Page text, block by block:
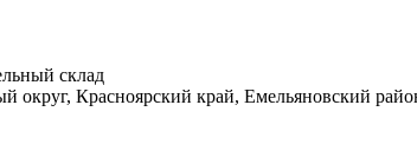
склад
округ, Красноярский край, Емельяновский